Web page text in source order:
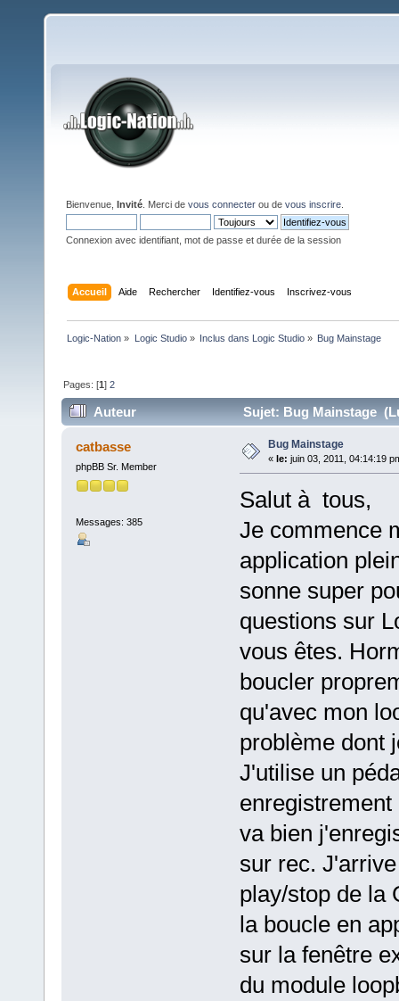
Bienvenue, Invité . Merci de vous connecter ou de vous inscrire
Connexion avec identifiant, mot de passe et durée de la session
Accueil Aide Rechercher Identifiez-vous Inscrivez-vous
Logic-Nation » Logic Studio» Inclus dans Logic Studio» Bug Mainstage
Pages: [1]2
Auteur Sujet: Bug Mainstage
catbasse
phpBB Sr. Member
Messages: 385
Bug Mainstage
« le: juin 03, 2011, 04:14:19
Salut à tous,
Je commence
application
sonne super
questions sur
vous êtes.
boucler
qu'avec mon
problème dont
J'utilise un
va bien
sur rec.
play/stop de la
la boucle en
sur la fenêtre
du module